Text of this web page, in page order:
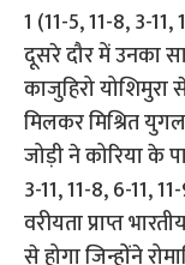
1 (11-5, 11-8, 3-
दूसरे दौर में उनका
काजुहिरो
मिलकर मिश्रित
जोड़ी ने कोरिया के
3-11, 11-8, 6-11,
वरीयता प्राप्त
से होगा जिन्होंने